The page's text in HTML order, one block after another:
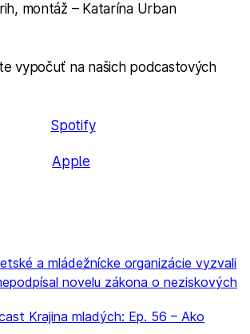
montáž – Katarína Urban
vypočuť na našich podcastových
Spotify
Apple
a mládežnícke organizácie vyzvali
novelu zákona o neziskových
Krajina mladých: Ep. 56 – Ako